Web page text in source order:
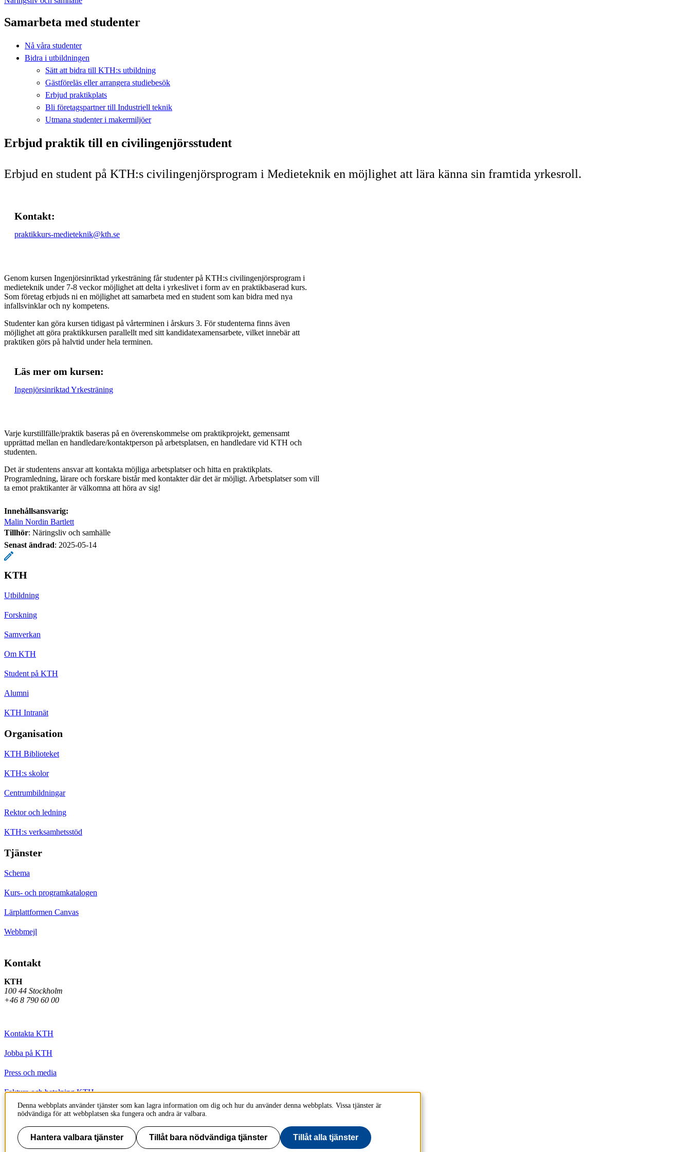
Samarbeta med studenter
Nå våra studenter
Bidra i utbildningen
Sätt att bidra till KTH:s utbildning
Gästföreläs eller arrangera studiebesök
Erbjud praktikplats
Bli företagspartner till Industriell teknik
Utmana studenter i makermiljöer
Erbjud praktik till en civilingenjörsstudent
Erbjud en student på KTH:s civilingenjörsprogram i Medieteknik en möjlighet att lära känna sin framtida yrkesroll.
Kontakt:
praktikkurs-medieteknik@kth.se
Genom kursen Ingenjörsinriktad yrkesträning får studenter på KTH:s civilingenjörsprogram i
medieteknik under 7-8 veckor möjlighet att delta i yrkeslivet i form av en praktikbaserad kurs.
Som företag erbjuds ni en möjlighet att samarbeta med en student som kan bidra med nya
infallsvinklar och ny kompetens.
Studenter kan göra kursen tidigast på vårterminen i årskurs 3. För studenterna finns även
möjlighet att göra praktikkursen parallellt med sitt kandidatexamensarbete, vilket innebär att
praktiken görs på halvtid under hela terminen.
Läs mer om kursen:
Ingenjörsinriktad Yrkesträning
Varje kurstillfälle/praktik baseras på en överenskommelse om praktikprojekt, gemensamt
upprättad mellan en handledare/kontaktperson på arbetsplatsen, en handledare vid KTH och
studenten.
Det är studentens ansvar att kontakta möjliga arbetsplatser och hitta en praktikplats.
Programledning, lärare och forskare bistår med kontakter där det är möjligt. Arbetsplatser som vill
ta emot praktikanter är välkomna att höra av sig!
Innehållsansvarig:
Malin Nordin Bartlett
Tillhör: Näringsliv och samhälle
Senast ändrad: 2025-05-14
KTH
Utbildning
Forskning
Samverkan
Om KTH
Student på KTH
Alumni
KTH Intranät
Organisation
KTH Biblioteket
KTH:s skolor
Centrumbildningar
Rektor och ledning
KTH:s verksamhetsstöd
Tjänster
Schema
Kurs- och programkatalogen
Lärplattformen Canvas
Webbmejl
Kontakt
KTH
100 44 Stockholm
+46 8 790 60 00
Kontakta KTH
Jobba på KTH
Press och media
Faktura och betalning KTH
Om KTH:s webbplatser
Tillgänglighetsredogörelse
Denna webbplats använder tjänster som kan lagra information om dig och hur du använder denna webbplats. Vissa tjänster är
nödvändiga för att webbplatsen ska fungera och andra är valbara.
Hantera valbara tjänster Tillåt bara nödvändiga tjänster Tillåt alla tjänster